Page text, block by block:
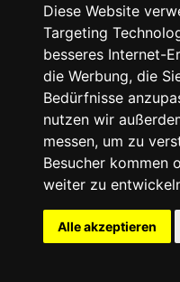
Diese Website
Targeting
besseres Internet-
die Werbung, die
Bedürfnisse
nutzen wir
messen, um zu
Besucher kommen
weiter zu
Alle akzeptieren
Facebook
© 2024 SNEAKERᴰᴱ,
Impressum
Cookie-Einstellungen